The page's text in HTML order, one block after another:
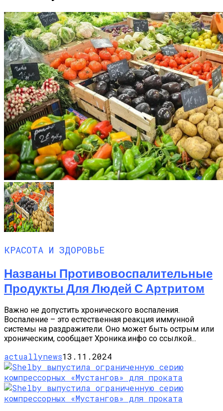
КРАСОТА И ЗДОРОВЬЕ
Названы Противовоспалительные
Продукты Для Людей С Артритом
Важно не допустить хронического воспаления.
Воспаление – это естественная реакция иммунной
системы на раздражители. Оно может быть острым или
хроническим, сообщает Хроника.инфо со ссылкой...
actuallynews13.11.2024